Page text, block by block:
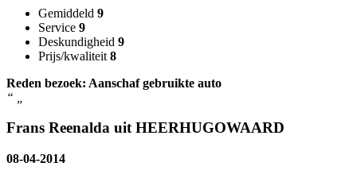
Gemiddeld 9
Service 9
Deskundigheid 9
Prijs/kwaliteit 8
Reden bezoek: Aanschaf gebruikte auto
“
Frans Reenalda uit HEERHUGOWAARD
08-04-2014